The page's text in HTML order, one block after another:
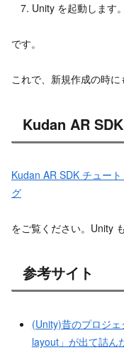
Unity を起動します。
です。
これで、新規作成の時に
Kudan AR
Kudan AR SDK チュー
グ
をご覧ください。Unity
参考サイト
(Unity)昔のプロジ
layout」が出て詰ん